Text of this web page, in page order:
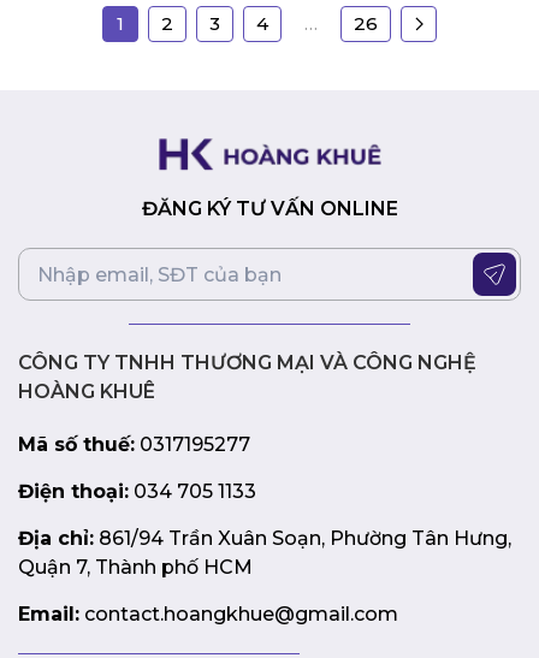
1 2 3 4 … 26
ĐĂNG KÝ TƯ VẤN ONLINE
CÔNG TY TNHH THƯƠNG MẠI VÀ CÔNG NGHỆ
HOÀNG KHUÊ
Mã số thuế: 0317195277
Điện thoại: 034 705 1133
Địa chỉ: 861/94 Trần Xuân Soạn, Phường Tân Hưng,
Quận 7, Thành phố HCM
Email: contact.hoangkhue@gmail.com